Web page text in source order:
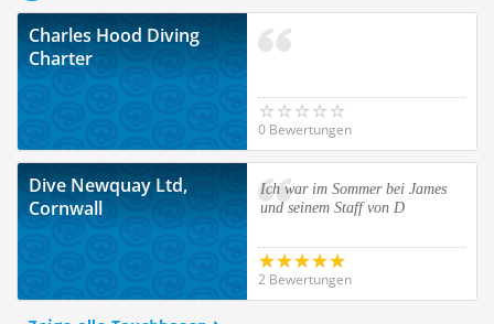
Charles Hood Diving
Charter
0 Bewertungen
Dive Newquay Ltd,
Cornwall
Ich war im Sommer bei James
und seinem Staff von D
2 Bewertungen